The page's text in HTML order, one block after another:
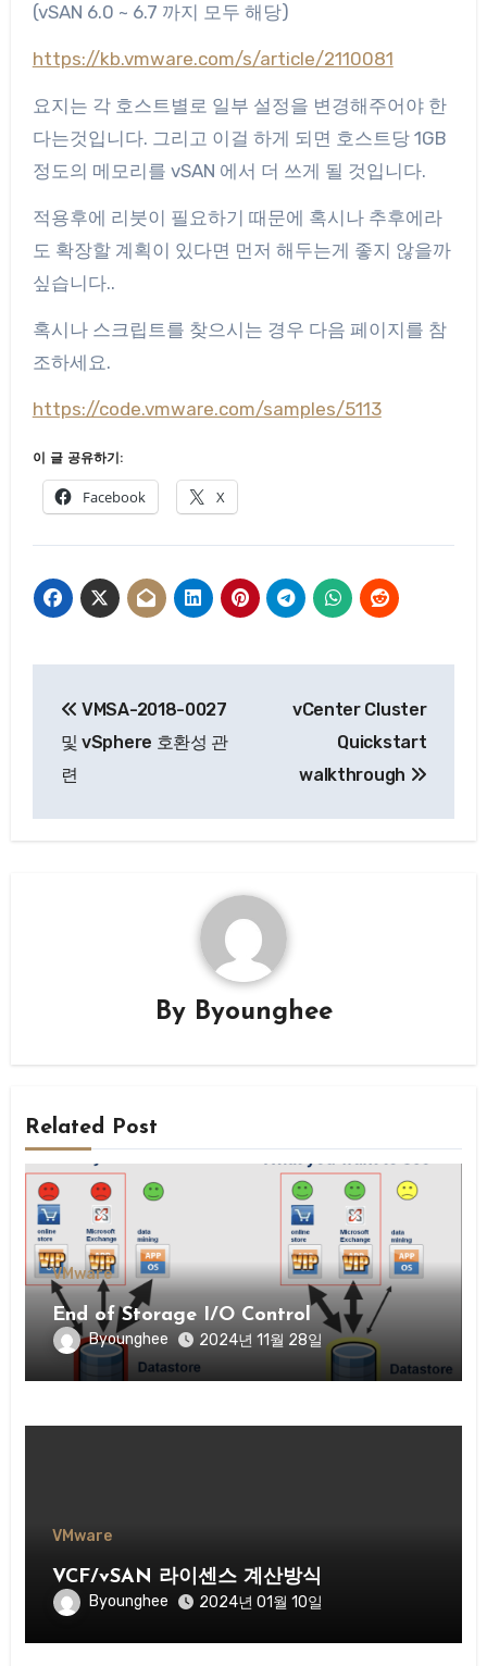
(vSAN 6.0 ~ 6.7 까지 모두 해당)
https://kb.vmware.com/s/article/2110081
요지는 각 호스트별로 일부 설정을 변경해주어야 한
다는것입니다. 그리고 이걸 하게 되면 호스트당 1GB
정도의 메모리를 vSAN 에서 더 쓰게 될 것입니다.
적용후에 리붓이 필요하기 때문에 혹시나 추후에라
도 확장할 계획이 있다면 먼저 해두는게 좋지 않을까
싶습니다..
혹시나 스크립트를 찾으시는 경우 다음 페이지를 참
조하세요.
https://code.vmware.com/samples/5113
이 글 공유하기:
Facebook X
탐
색
VMSA-2018-0027
및 vSphere 호환성 관
련
vCenter Cluster
Quickstart
walkthrough
By Byounghee
Related Post
VMware
End of Storage I/O Control
Byounghee 2024년 11월 28일
VMware
VCF/vSAN 라이센스 계산방식
Byounghee 2024년 01월 10일